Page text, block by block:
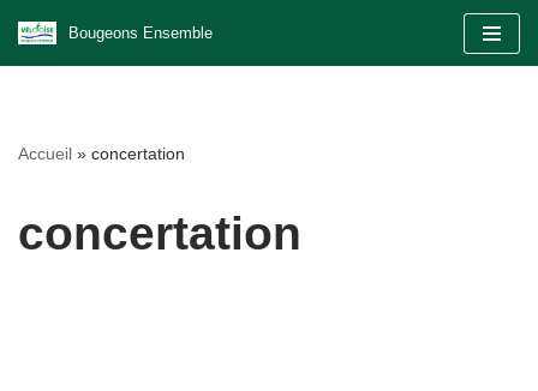
Aller
Bougeons Ensemble
Accueil » concertation
concertation